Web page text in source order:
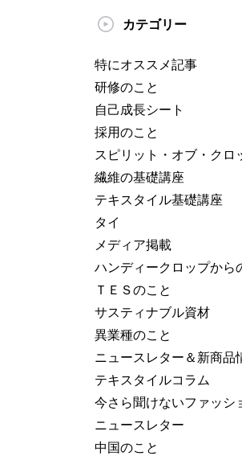
カテゴリー
特にオススメ記事
研修のこと
自己成長シート
採用のこと
スピリット・オブ・クロ
繊維の基礎講座
テキスタイル基礎講座
タイ
メディア掲載
ハンディークロップから
ＴＥＳのこと
サスティナブル資材
異業種のこと
ニュースレター＆新商品
テキスタイルコラム
今さら聞けないファッシ
ニュースレター
中国のこと